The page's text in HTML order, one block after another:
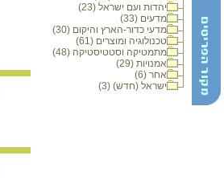
יהדות ועם ישראל (23)
מדעים (33)
מדעי כדור-הארץ והיקום (30)
טכנולוגיה ומוצרים (61)
מתמטיקה וסטטיסטיקה (48)
אמנויות (29)
אחר (6)
ישראל (חדש) (3)